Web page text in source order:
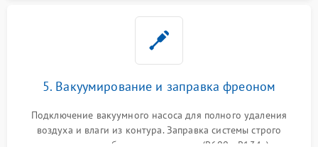
5. Вакуумирование и заправка фреоном
Подключение вакуумного насоса для полного удаления
воздуха и влаги из контура. Заправка системы строго